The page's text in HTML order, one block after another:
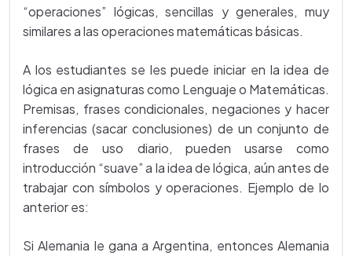
“operaciones” lógicas, sencillas y generales, muy
similares a las operaciones matemáticas básicas.
A los estudiantes se les puede iniciar en la idea de
lógica en asignaturas como Lenguaje o Matemáticas.
Premisas, frases condicionales, negaciones y hacer
inferencias (sacar conclusiones) de un conjunto de
frases de uso diario, pueden usarse como
introducción “suave” a la idea de lógica, aún antes de
trabajar con símbolos y operaciones. Ejemplo de lo
anterior es:
Si Alemania le gana a Argentina, entonces Alemania